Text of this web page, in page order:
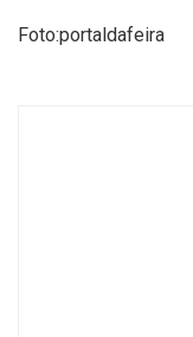
Foto:portaldafeira